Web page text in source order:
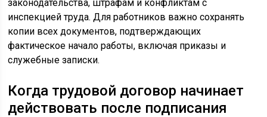
законодательства, штрафам и конфликтам с
инспекцией труда. Для работников важно сохранять
копии всех документов, подтверждающих
фактическое начало работы, включая приказы и
служебные записки.
Когда трудовой договор начинает
действовать после подписания